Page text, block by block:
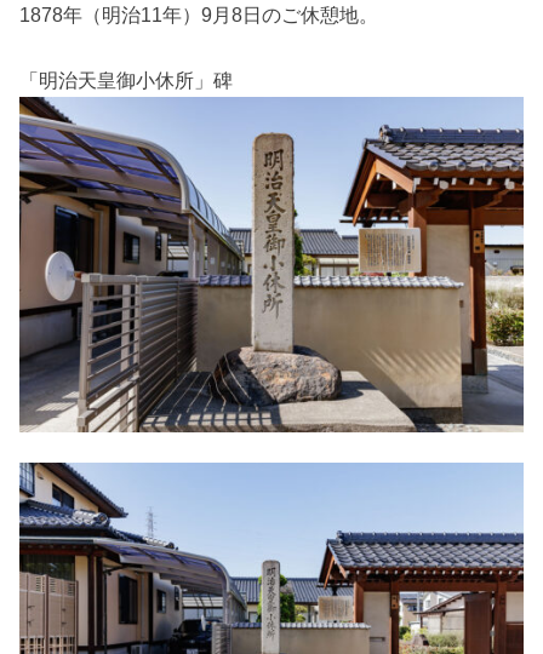
1878年（明治11年）9月8日のご休憩地。
「明治天皇御小休所」碑